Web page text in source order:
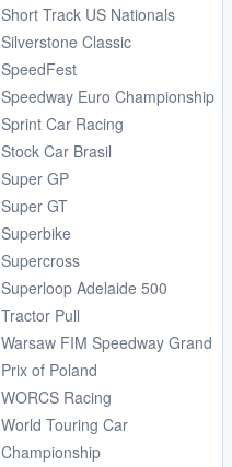
Short Track US Nationals
Silverstone Classic
SpeedFest
Speedway Euro Championship
Sprint Car Racing
Stock Car Brasil
Super GP
Super GT
Superbike
Supercross
Superloop Adelaide 500
Tractor Pull
Warsaw FIM Speedway Grand
Prix of Poland
WORCS Racing
World Touring Car
Championship